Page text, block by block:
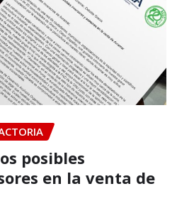
posibles
en la venta de